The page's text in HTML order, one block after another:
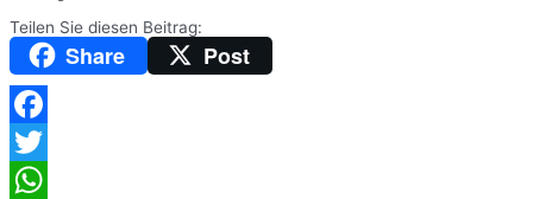
Teilen Sie diesen Beitrag:
Share Post
Facebook
Twitter